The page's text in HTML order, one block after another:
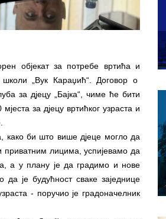
објекат за потребе вртића и
школи „Вук Караџић“. Договор о
за дјецу „Бајка“, чиме ће бити
за дјецу вртићког узраста и
како би што више дјеце могло да
приватним лицима, успијевамо да
а у плану је да градимо и нове
да је будућност сваке заједнице
- поручио је градоначелник